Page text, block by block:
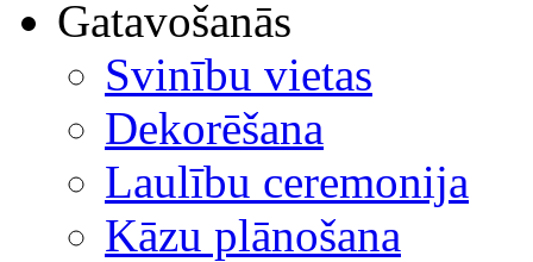
Gatavošanās
Svinību vietas
Dekorēšana
Laulību ceremonija
Kāzu plānošana